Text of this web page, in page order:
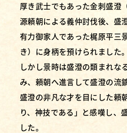
厚き武士でもあった金刺盛澄
源頼朝による義仲討伐後、盛
有力御家人であった梶原平三
き）に身柄を預けられました。
しかし景時は盛澄の類まれな
み、頼朝へ進言して盛澄の流
盛澄の非凡な才を目にした頼
り、神技である」と感嘆し、
した。